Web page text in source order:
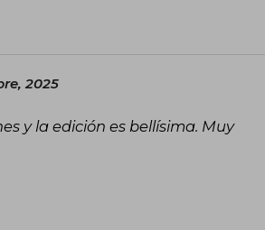
2025
y la edición es bellísima. Muy